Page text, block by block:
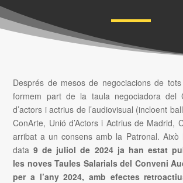
Després de mesos de negociacions de
formem part de la taula negociadora del
d’actors i actrius de l’audiovisual (incloent
ConArte, Unió d’Actors i Actrius de Madrid,
arribat a un consens amb la Patronal.
data9 de juliol de 2024 ja han estat
les noves Taules Salarials del Conveni
per a l’any 2024, amb efectes